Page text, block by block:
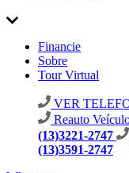
Financie
Sobre
Tour Virtual
VER
Reauto
(13)3221-2747
(13)3591-2747